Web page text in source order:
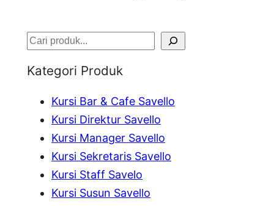
S
Kategori Produk
Kursi Bar & Cafe Savello
Kursi Direktur Savello
Kursi Manager Savello
Kursi Sekretaris Savello
Kursi Staff Savelo
Kursi Susun Savello